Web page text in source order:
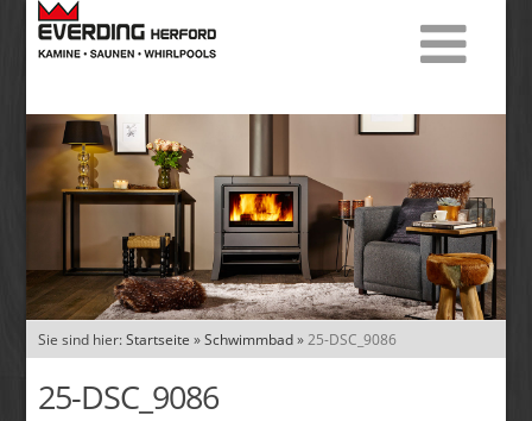
Sie sind hier:Startseite »Schwimmbad»25-DSC_9086
25-DSC_9086